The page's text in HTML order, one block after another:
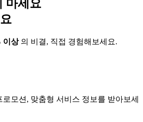
마세요
이상의 비결, 직접 경험해보세요.
모션, 맞춤형 서비스 정보를 받아보세